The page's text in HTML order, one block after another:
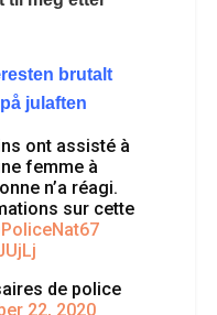
brutalt
julaften
ont assisté à
femme à
n’a réagi.
sur cette
de police
22, 2020